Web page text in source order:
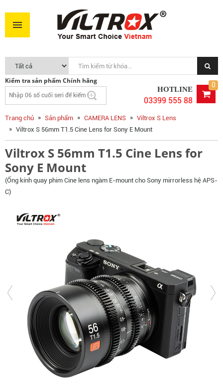
Kiểm tra sản phẩm Chính hãng
HOTLINE
03399 555 88
0
Viltrox S 56mm T1.5 Cine Lens for Sony E Mount
Trang chủ Sản phẩm CAMERA LENS
Viltrox S Lens
Viltrox S 56mm T1.5 Cine Lens for Sony E Mount
Viltrox S 56mm T1.5 Cine Lens for
Sony E Mount
(Ống kính quay phim Cine lens ngàm E-mount cho Sony mirrorless hệ APS-
C)